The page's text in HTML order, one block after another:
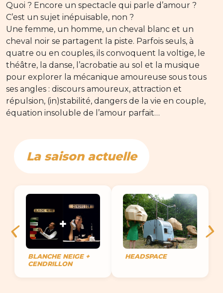
Quoi ? Encore un spectacle qui parle d’amour ?
C’est un sujet inépuisable, non ?
Une femme, un homme, un cheval blanc et un
cheval noir se partagent la piste. Parfois seuls, à
quatre ou en couples, ils convoquent la voltige, le
théâtre, la danse, l’acrobatie au sol et la musique
pour explorer la mécanique amoureuse sous tous
ses angles : discours amoureux, attraction et
répulsion, (in)stabilité, dangers de la vie en couple,
équation insoluble de l’amour parfait…
La saison actuelle
BLANCHE NEIGE +
CENDRILLON
HEADSPACE